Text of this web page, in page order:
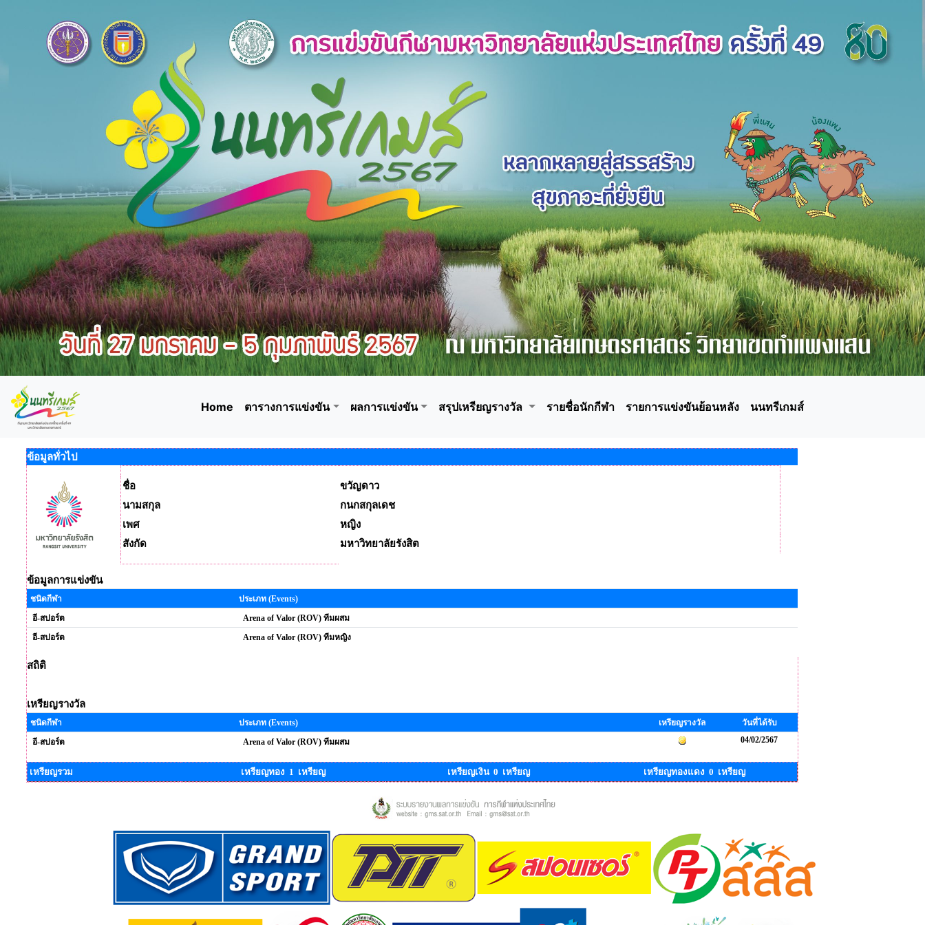
Home ตารางการแข่งขัน ผลการแข่งขัน สรุปเหรียญรางวัล รายชื่อนักกีฬา รายการแข่งขันย้อนหลัง นนทรีเกมส์
ข้อมูลทั่วไป
ชื่อ
ขวัญดาว
นามสกุล
กนกสกุลเดช
เพศ
หญิง
สังกัด
มหาวิทยาลัยรังสิต
ข้อมูลการแข่งขัน
ชนิดกีฬา
ประเภท (Events)
อี-สปอร์ต
Arena of Valor (ROV) ทีมผสม
อี-สปอร์ต
Arena of Valor (ROV) ทีมหญิง
สถิติ
เหรียญรางวัล
ชนิดกีฬา ประเภท (Events) เหรียญรางวัล
วันที่ได้รับ
อี-สปอร์ต
Arena of Valor (ROV) ทีมผสม 04/02/2567
เหรียญรวม เหรียญทอง 1 เหรียญ เหรียญเงิน 0 เหรียญ เหรียญทองแดง 0 เหรียญ